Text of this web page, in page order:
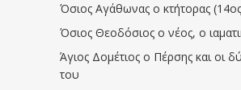
Όσιος Αγάθωνας ο κτήτορας (14ος
Όσιος Θεοδόσιος ο νέος, ο
Άγιος Δομέτιος ο Πέρσης και οι
του